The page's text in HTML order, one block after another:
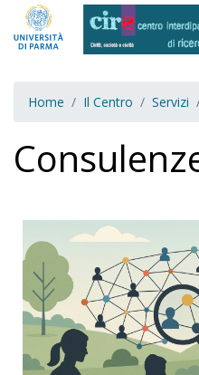
Home Il Centro Servizi